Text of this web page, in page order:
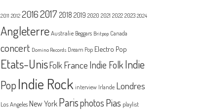
2011 2012 20162017 2018 2019 2020 2021 2022 2023 2024
Angleterre Australie Beggars Britpop Canada
concert Domino Records Dream Pop Electro Pop
Etats-UnisFolk France Indie FolkIndie
PopIndie Rock interview Irlande Londres
Los Angeles New York Parisphotos Pias playlist